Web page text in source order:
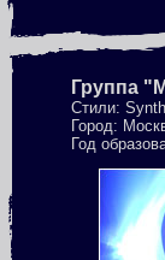
Группа
Стили:
Город:
Год